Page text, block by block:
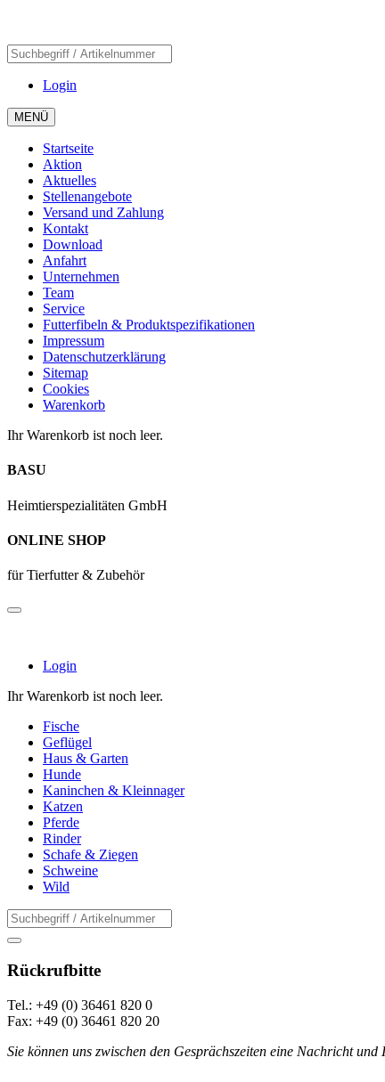
Login
MENÜ
Startseite
Aktion
Aktuelles
Stellenangebote
Versand und Zahlung
Kontakt
Download
Anfahrt
Unternehmen
Team
Service
Futterfibeln & Produktspezifikationen
Impressum
Datenschutzerklärung
Sitemap
Cookies
Warenkorb
Ihr Warenkorb ist noch leer.
BASU
Heimtierspezialitäten GmbH
ONLINE SHOP
für Tierfutter & Zubehör
Login
Ihr Warenkorb ist noch leer.
Fische
Geflügel
Haus & Garten
Hunde
Kaninchen & Kleinnager
Katzen
Pferde
Rinder
Schafe & Ziegen
Schweine
Wild
Rückrufbitte
Tel.: +49 (0) 36461 820 0
Fax: +49 (0) 36461 820 20
Sie können uns zwischen den Gesprächszeiten eine Nachricht